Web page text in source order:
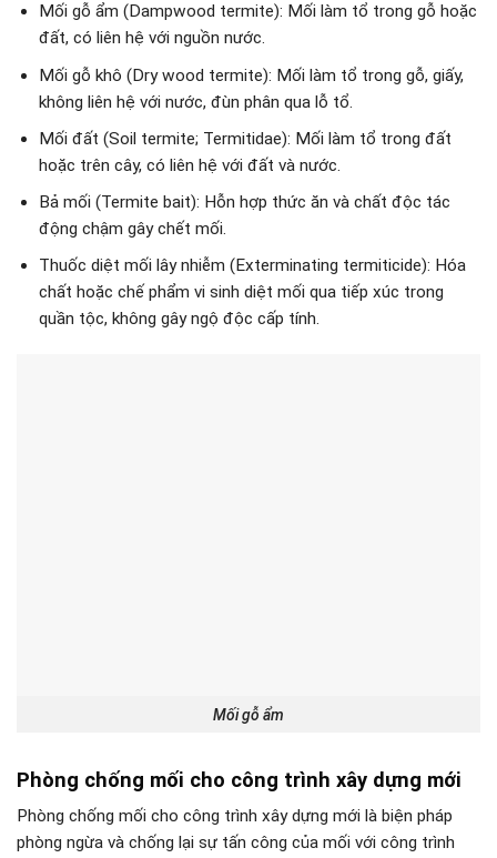
Mối gỗ ẩm (Dampwood termite): Mối làm tổ trong gỗ hoặc
đất, có liên hệ với nguồn nước.
Mối gỗ khô (Dry wood termite): Mối làm tổ trong gỗ, giấy,
không liên hệ với nước, đùn phân qua lỗ tổ.
Mối đất (Soil termite; Termitidae): Mối làm tổ trong đất
hoặc trên cây, có liên hệ với đất và nước.
Bả mối (Termite bait): Hỗn hợp thức ăn và chất độc tác
động chậm gây chết mối.
Thuốc diệt mối lây nhiễm (Exterminating termiticide): Hóa
chất hoặc chế phẩm vi sinh diệt mối qua tiếp xúc trong
quần tộc, không gây ngộ độc cấp tính.
Mối gỗ ẩm
Phòng chống mối cho công trình xây dựng mới
Phòng chống mối cho công trình xây dựng mới là biện pháp
phòng ngừa và chống lại sự tấn công của mối với công trình